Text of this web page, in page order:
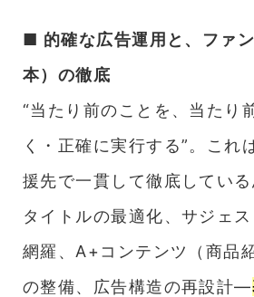
■ 的確な広告運用と、ファ
本）の徹底
“当たり前のことを、当たり
く・正確に実行する”。これ
援先で一貫して徹底してい
タイトルの最適化、サジェ
網羅、A+コンテンツ（商品
の整備、広告構造の再設計—